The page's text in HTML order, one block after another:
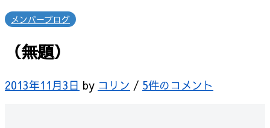
メンバーブログ
（無題）
2013年11月3日 by コリン / 5件のコメント